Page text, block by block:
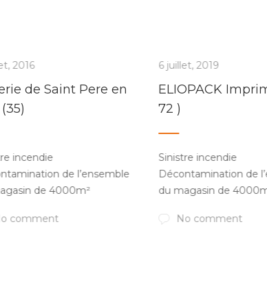
2016
de Saint Pere en
incendie
de l’ensemble
de 4000m²
comment
6 juillet, 2019
ELIOPACK
72 )
Sinistre incendie
Décontamination de
du magasin de
No comment